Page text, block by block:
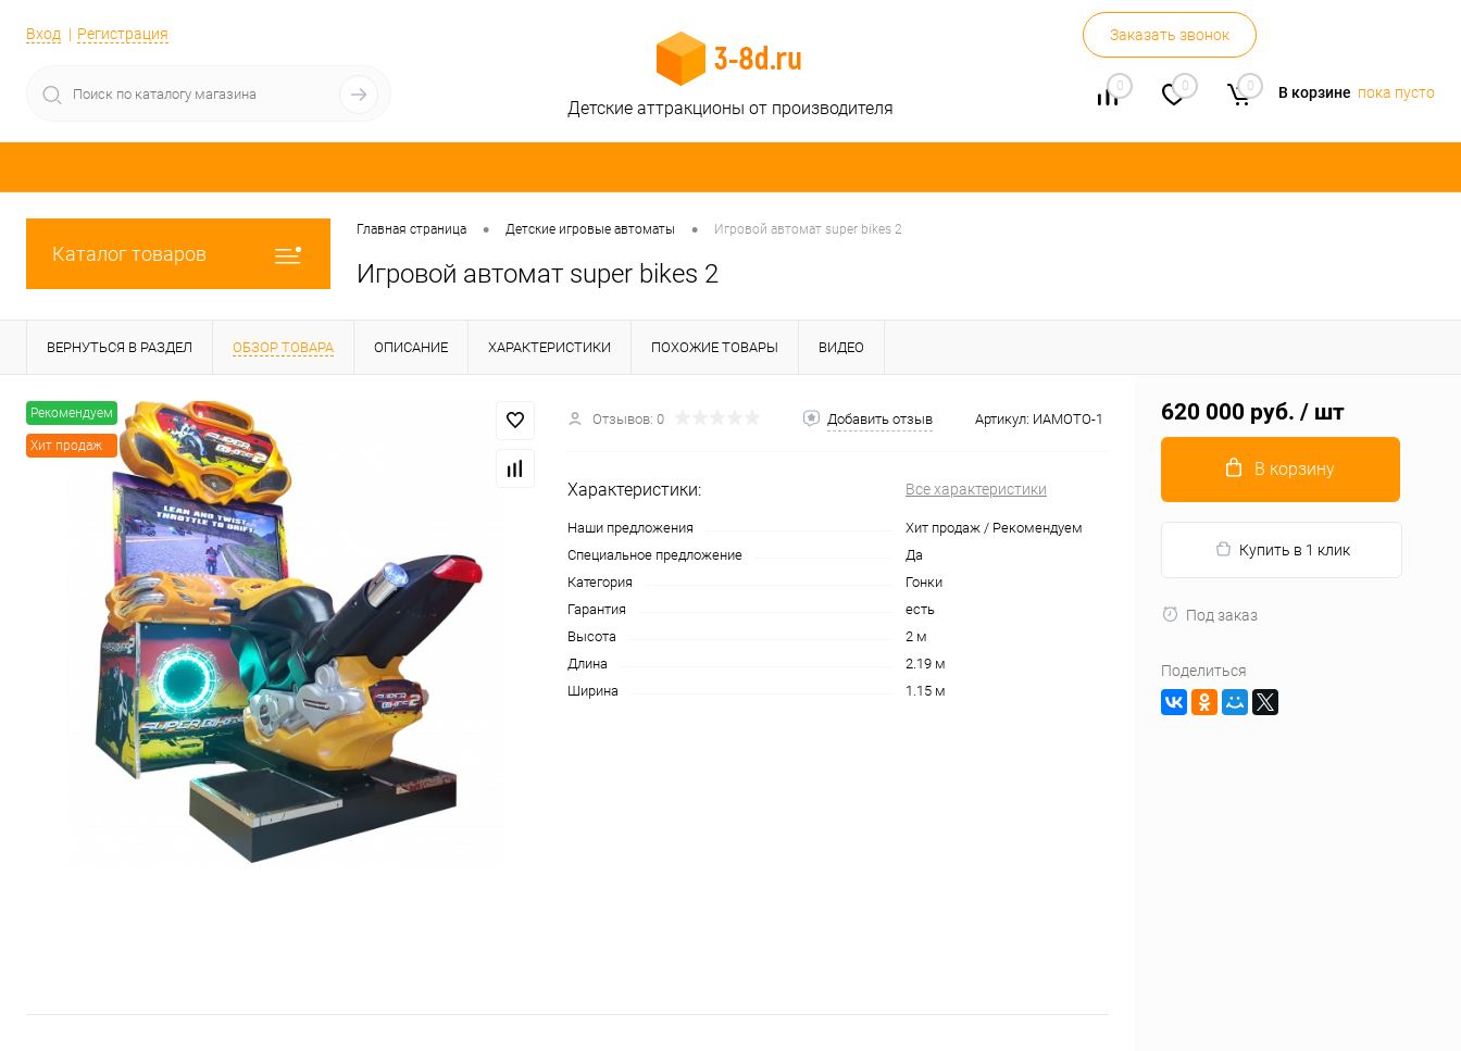
Вход Регистрация Заказать звонок
0 0 0 В корзине пока пусто
Детские аттракционы от производителя
Каталог товаров
Главная страница • Детские игровые автоматы • Игровой автомат super bikes 2
Игровой автомат super bikes 2
ВЕРНУТЬСЯ В РАЗДЕЛ ОБЗОР ТОВАРА ОПИСАНИЕ ХАРАКТЕРИСТИКИ ПОХОЖИЕ ТОВАРЫ ВИДЕО
Рекомендуем
Хит продаж
Отзывов: 0 Добавить отзыв Артикул: ИАМОТО-1
Характеристики: Все характеристики
Наши предложения
Хит продаж / Рекомендуем
Специальное предложение
Да
Категория
Гонки
Гарантия
есть
Высота
2 м
Длина
2.19 м
Ширина
1.15 м
620 000 руб. / шт
В корзину
Купить в 1 клик
Под заказ
Поделиться